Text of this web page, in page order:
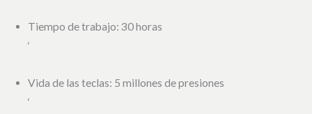
Tiempo de trabajo: 30 horas
‘
Vida de las teclas: 5 millones de presiones
‘